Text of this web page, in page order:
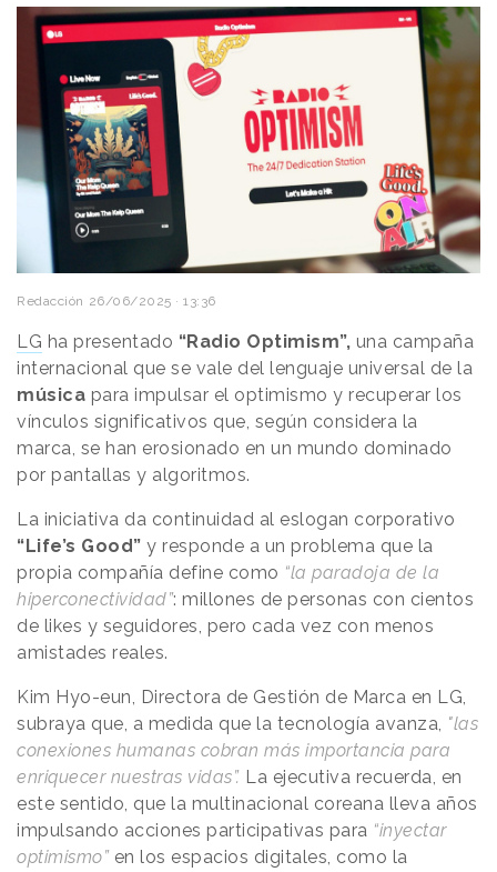
Redacción 26/06/2025 · 13:36
LG ha presentado “Radio Optimism”, una campaña
internacional que se vale del lenguaje universal de la
música para impulsar el optimismo y recuperar los
vínculos significativos que, según considera la
marca, se han erosionado en un mundo dominado
por pantallas y algoritmos.
La iniciativa da continuidad al eslogan corporativo
“Life’s Good” y responde a un problema que la
propia compañía define como “la paradoja de la
hiperconectividad”: millones de personas con cientos
de likes y seguidores, pero cada vez con menos
amistades reales.
Kim Hyo-eun, Directora de Gestión de Marca en LG,
subraya que, a medida que la tecnología avanza, "las
conexiones humanas cobran más importancia para
enriquecer nuestras vidas”. La ejecutiva recuerda, en
este sentido, que la multinacional coreana lleva años
impulsando acciones participativas para “inyectar
optimismo” en los espacios digitales, como la